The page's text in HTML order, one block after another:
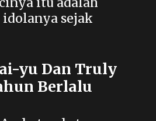
idolanya sejak
yu Dan Truly
Berlalu